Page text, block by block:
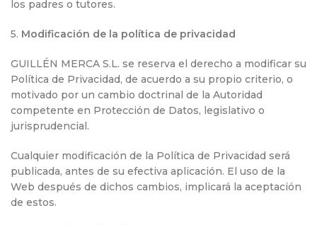
los padres o tutores.
5. Modificación de la política de privacidad
GUILLÉN MERCA S.L. se reserva el derecho a modificar su
Política de Privacidad, de acuerdo a su propio criterio, o
motivado por un cambio doctrinal de la Autoridad
competente en Protección de Datos, legislativo o
jurisprudencial.
Cualquier modificación de la Política de Privacidad será
publicada, antes de su efectiva aplicación. El uso de la
Web después de dichos cambios, implicará la aceptación
de estos.